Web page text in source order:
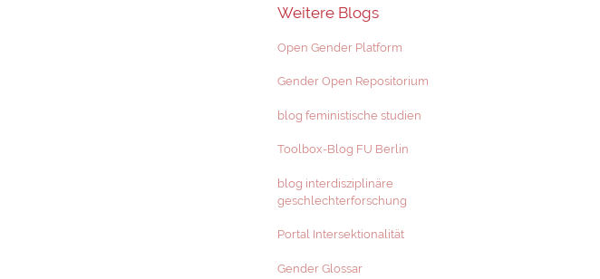
Weitere Blogs
Open Gender Platform
Gender Open Repositorium
blog feministische studien
Toolbox-Blog FU Berlin
blog interdisziplinäre
geschlechterforschung
Portal Intersektionalität
Gender Glossar